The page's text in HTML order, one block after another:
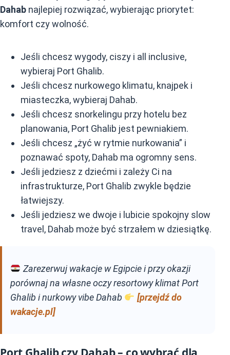
Dahab najlepiej rozwiązać, wybierając priorytet:
komfort czy wolność.
Jeśli chcesz wygody, ciszy i all inclusive,
wybieraj Port Ghalib.
Jeśli chcesz nurkowego klimatu, knajpek i
miasteczka, wybieraj Dahab.
Jeśli chcesz snorkelingu przy hotelu bez
planowania, Port Ghalib jest pewniakiem.
Jeśli chcesz „żyć w rytmie nurkowania” i
poznawać spoty, Dahab ma ogromny sens.
Jeśli jedziesz z dziećmi i zależy Ci na
infrastrukturze, Port Ghalib zwykle będzie
łatwiejszy.
Jeśli jedziesz we dwoje i lubicie spokojny slow
travel, Dahab może być strzałem w dziesiątkę.
Zarezerwuj wakacje w Egipcie i przy okazji
porównaj na własne oczy resortowy klimat Port
Ghalib i nurkowy vibe Dahab
[przejdź do
wakacje.pl]